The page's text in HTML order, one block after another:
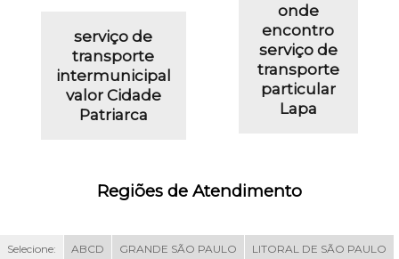
serviço de
transporte
intermunicipal
valor Cidade
Patriarca
onde
encontro
serviço de
transporte
particular
Lapa
Regiões de Atendimento
Selecione: ABCD GRANDE SÃO PAULO LITORAL DE SÃO PAULO